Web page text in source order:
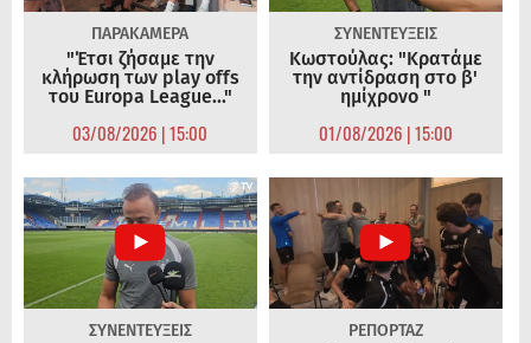
ΠΑΡΑΚΑΜΕΡΑ
"Έτσι ζήσαμε την
κλήρωση των play offs
του Europa League..."
03/08/2026 | 15:00
ΣΥΝΕΝΤΕΥΞΕΙΣ
Κωστούλας: "Κρατάμε
την αντίδραση στο β'
ημίχρονο "
01/08/2026 | 15:00
ΣΥΝΕΝΤΕΥΞΕΙΣ ΡΕΠΟΡΤΑΖ